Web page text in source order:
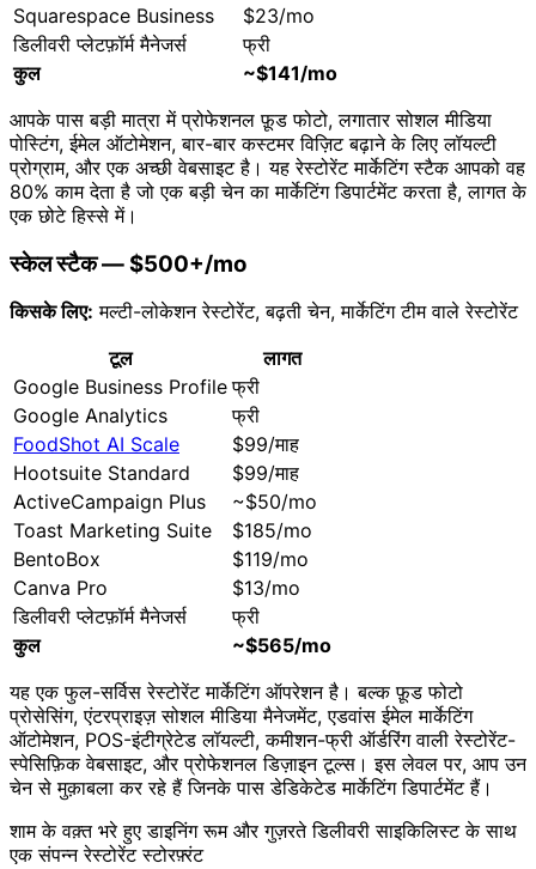
Squarespace Business
$23/mo
डिलीवरी प्लेटफ़ॉर्म मैनेजर्स
फ्री
कुल
~$141/mo
आपके पास बड़ी मात्रा में प्रोफेशनल फ़ूड फोटो, लगातार सोशल मीडिया
पोस्टिंग, ईमेल ऑटोमेशन, बार-बार कस्टमर विज़िट बढ़ाने के लिए लॉयल्टी
प्रोग्राम, और एक अच्छी वेबसाइट है। यह रेस्टोरेंट मार्केटिंग स्टैक आपको वह
80% काम देता है जो एक बड़ी चेन का मार्केटिंग डिपार्टमेंट करता है, लागत के
एक छोटे हिस्से में।
स्केल स्टैक — $500+/mo
किसके लिए: मल्टी-लोकेशन रेस्टोरेंट, बढ़ती चेन, मार्केटिंग टीम वाले रेस्टोरेंट
टूल
लागत
Google Business Profile फ्री
Google Analytics
फ्री
FoodShot AI Scale
$99/माह
Hootsuite Standard
$99/माह
ActiveCampaign Plus
~$50/mo
Toast Marketing Suite
$185/mo
BentoBox
$119/mo
Canva Pro
$13/mo
डिलीवरी प्लेटफ़ॉर्म मैनेजर्स
फ्री
कुल
~$565/mo
यह एक फुल-सर्विस रेस्टोरेंट मार्केटिंग ऑपरेशन है। बल्क फ़ूड फोटो
प्रोसेसिंग, एंटरप्राइज़ सोशल मीडिया मैनेजमेंट, एडवांस ईमेल मार्केटिंग
ऑटोमेशन, POS-इंटीग्रेटेड लॉयल्टी, कमीशन-फ्री ऑर्डरिंग वाली रेस्टोरेंट-
स्पेसिफ़िक वेबसाइट, और प्रोफेशनल डिज़ाइन टूल्स। इस लेवल पर, आप उन
चेन से मुक़ाबला कर रहे हैं जिनके पास डेडिकेटेड मार्केटिंग डिपार्टमेंट हैं।
शाम के वक़्त भरे हुए डाइनिंग रूम और गुज़रते डिलीवरी साइकिलिस्ट के साथ
एक संपन्न रेस्टोरेंट स्टोरफ़्रंट